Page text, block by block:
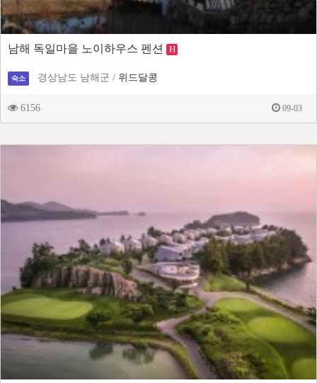
남해 독일마을 노이하우스 펜션 H
숙소 경상남도 남해군 / 위드달콩
6156 09-03